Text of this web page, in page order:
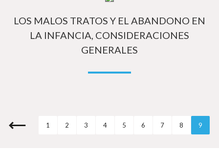
LOS MALOS TRATOS Y EL ABANDONO EN
LA INFANCIA, CONSIDERACIONES
GENERALES
1 2 3 4 5 6 7 8 9